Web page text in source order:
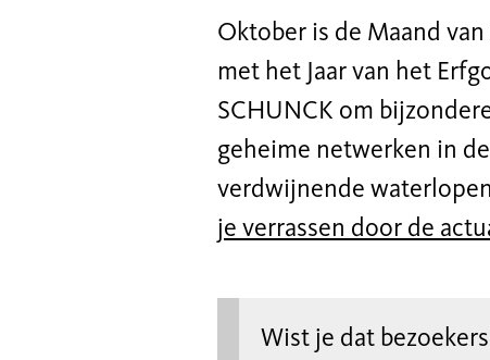
Oktober is de Maand
met het Jaar van het
SCHUNCK om
geheime netwerken in
verdwijnende
je verrassen door de
Wist je dat